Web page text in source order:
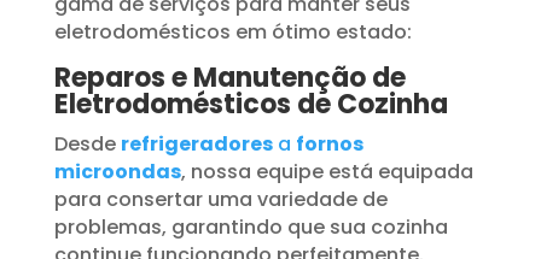
eletrodomésticos em ótimo estado:
Reparos e Manutenção de
Eletrodomésticos de Cozinha
Desde refrigeradoresa fornos
microondas, nossa equipe está equipada
para consertar uma variedade de
problemas, garantindo que sua cozinha